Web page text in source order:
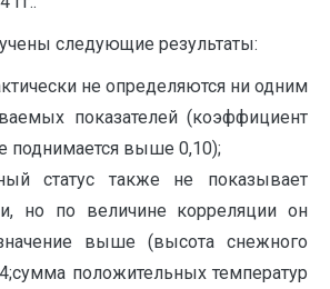
следующие результаты:
не определяются ни одним
показателей (коэффициент
поднимается выше 0,10);
статус также не показывает
но по величине корреляции он
выше (высота снежного
положительных температур